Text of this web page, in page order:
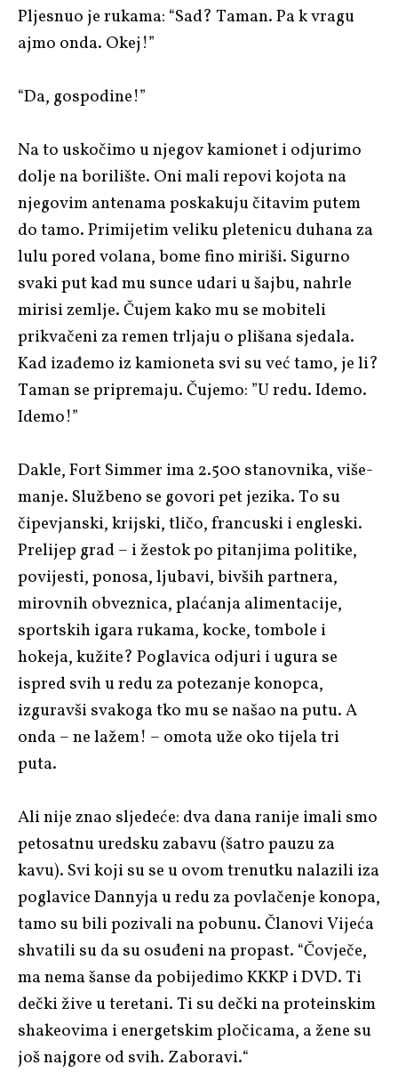
Pljesnuo je rukama: “Sad? Taman. Pa k vragu
ajmo onda. Okej!”
“Da, gospodine!”
Na to uskočimo u njegov kamionet i odjurimo
dolje na borilište. Oni mali repovi kojota na
njegovim antenama poskakuju čitavim putem
do tamo. Primijetim veliku pletenicu duhana za
lulu pored volana, bome fino miriši. Sigurno
svaki put kad mu sunce udari u šajbu, nahrle
mirisi zemlje. Čujem kako mu se mobiteli
prikvačeni za remen trljaju o plišana sjedala.
Kad izađemo iz kamioneta svi su već tamo, je li?
Taman se pripremaju. Čujemo: ”U redu. Idemo.
Idemo!”
Dakle, Fort Simmer ima 2.500 stanovnika, više-
manje. Službeno se govori pet jezika. To su
čipevjanski, krijski, tličo, francuski i engleski.
Prelijep grad – i žestok po pitanjima politike,
povijesti, ponosa, ljubavi, bivših partnera,
mirovnih obveznica, plaćanja alimentacije,
sportskih igara rukama, kocke, tombole i
hokeja, kužite? Poglavica odjuri i ugura se
ispred svih u redu za potezanje konopca,
izguravši svakoga tko mu se našao na putu. A
onda – ne lažem! – omota uže oko tijela tri
puta.
Ali nije znao sljedeće: dva dana ranije imali smo
petosatnu uredsku zabavu (šatro pauzu za
kavu). Svi koji su se u ovom trenutku nalazili iza
poglavice Dannyja u redu za povlačenje konopa,
tamo su bili pozivali na pobunu. Članovi Vijeća
shvatili su da su osuđeni na propast. “Čovječe,
ma nema šanse da pobijedimo KKKP i DVD. Ti
dečki žive u teretani. Ti su dečki na proteinskim
shakeovima i energetskim pločicama, a žene su
još najgore od svih. Zaboravi.“